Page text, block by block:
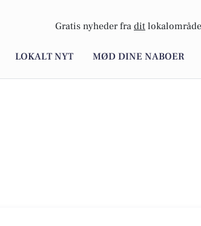
Gratis nyheder fra dit
LOKALT NYT MØD DINE NABOER